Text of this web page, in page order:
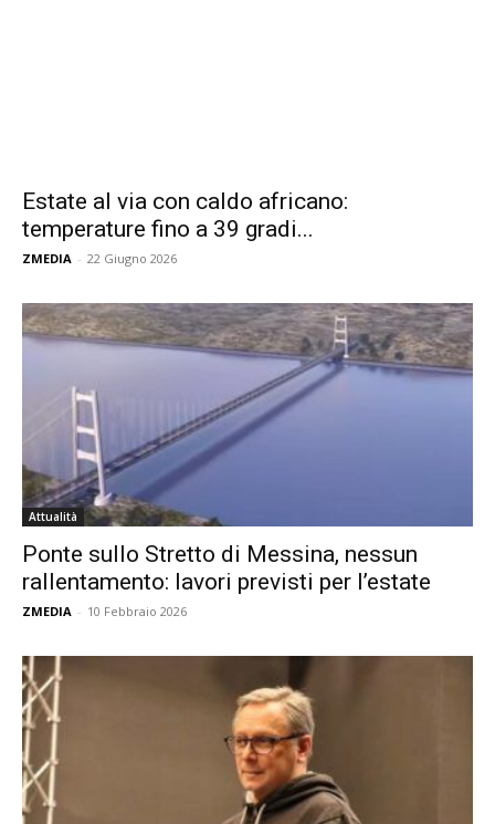
Estate al via con caldo africano:
temperature fino a 39 gradi...
ZMEDIA - 22 Giugno 2026
Attualità
Ponte sullo Stretto di Messina, nessun
rallentamento: lavori previsti per l’estate
ZMEDIA - 10 Febbraio 2026